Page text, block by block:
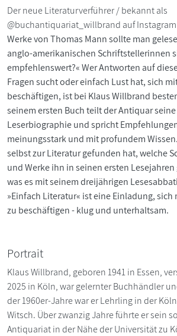
Der neue Literaturverführer / bekannt als
@buchantiquariat_willbrand auf
Werke von Thomas Mann sollte man
anglo-amerikanischen Schriftstellerinnen
empfehlenswert?« Wer Antworten auf
Fragen sucht oder einfach Lust hat, sich
beschäftigen, ist bei Klaus Willbrand
seinem ersten Buch teilt der Antiquar
Leserbiographie und spricht
meinungsstark und mit profundem
selbst zur Literatur gefunden hat, welche
und Werke ihn in seinen ersten
was es mit seinem dreijährigen
»Einfach Literatur« ist eine Einladung,
zu beschäftigen - klug und unterhaltsam.
Portrait
Klaus Willbrand, geboren 1941 in Essen,
2025 in Köln, war gelernter Buchhändler
der 1960er-Jahre war er Lehrling in der
Witsch. Über zwanzig Jahre führte er sein
Antiquariat in der Nähe der Universität zu